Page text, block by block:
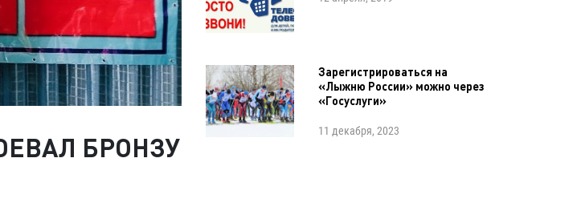
БРОНЗУ
Зарегистрироваться на
«Лыжню России» можно через
«Госуслуги»
11 декабря, 2023